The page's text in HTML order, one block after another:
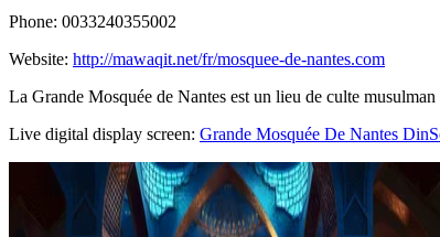
Phone: 0033240355002
Website: http://mawaqit.net/fr/mosquee-de-nantes.com
La Grande Mosquée de Nantes est un lieu de culte
Live digital display screen: Grande Mosquée De Nantes